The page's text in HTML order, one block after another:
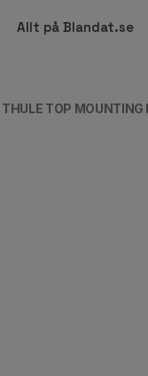
Allt på Blandat.se
THULE TOP